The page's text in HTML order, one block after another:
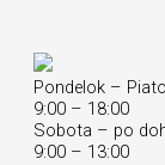
Pondelok –
9:00 – 18:00
Sobota – po
9:00 – 13:00